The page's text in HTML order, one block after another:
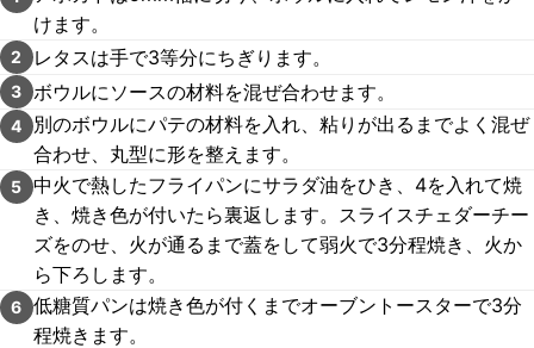
けます。
2 レタスは手で3等分にちぎります。
3 ボウルにソースの材料を混ぜ合わせます。
4
別のボウルにパテの材料を入れ、粘りが出るまでよく混ぜ
合わせ、丸型に形を整えます。
5 中火で熱したフライパンにサラダ油をひき、4を入れて焼
き、焼き色が付いたら裏返します。スライスチェダーチー
ズをのせ、火が通るまで蓋をして弱火で3分程焼き、火か
ら下ろします。
6 低糖質パンは焼き色が付くまでオーブントースターで3分
程焼きます。